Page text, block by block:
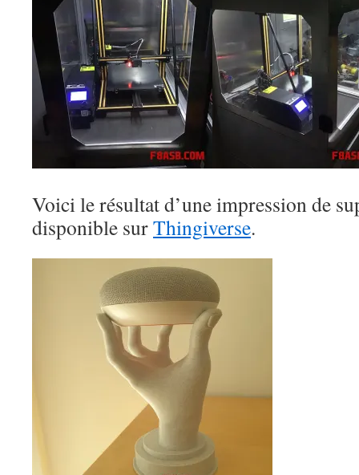
Voici le résultat d’une impression de
disponible surThingiverse.